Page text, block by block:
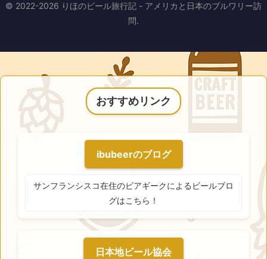
© 2022-2026 りほのビール旅行記 - アメリカと日本のブルワリー訪
問.
おすすめリンク
ibubeerのブログ
サンフランシスコ在住のビアギークによるビールブロ
グはこちら！
日本地ビール協会